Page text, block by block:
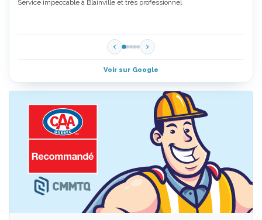
Service impeccable à Blainville et très professionnel
Voir sur Google